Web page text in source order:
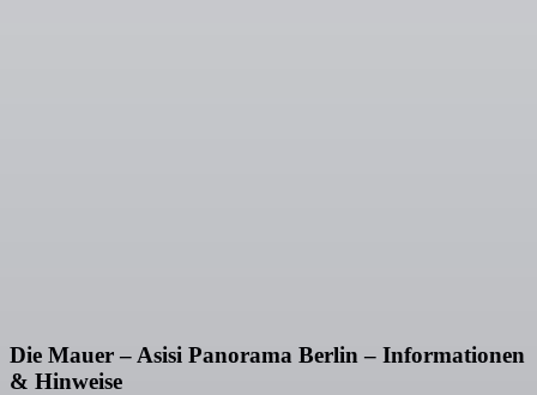
Die Mauer – Asisi Panorama Berlin – Informationen
& Hinweise